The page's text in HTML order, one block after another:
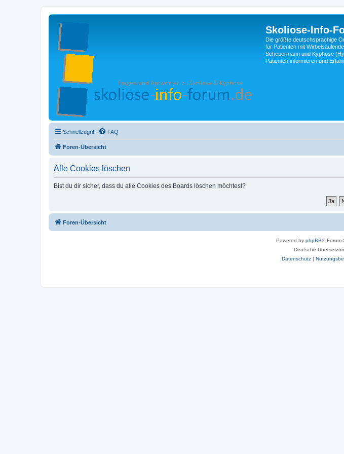
Skoliose-Info-
Die größte deutschsprachige
für Patienten mit
Scheuermann und Kyphose
Patienten informieren und
Schnellzugriff FAQ
Foren-Übersicht
Alle Cookies löschen
Bist du dir sicher, dass du alle Cookies des Boards löschen möchtest?
Foren-Übersicht
Powered by phpBB® Forum
Deutsche
Datenschutz |